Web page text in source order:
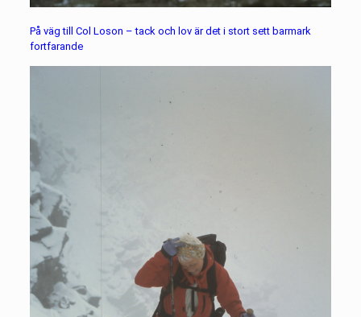
På väg till Col Loson – tack och lov är det i stort sett barmark
fortfarande